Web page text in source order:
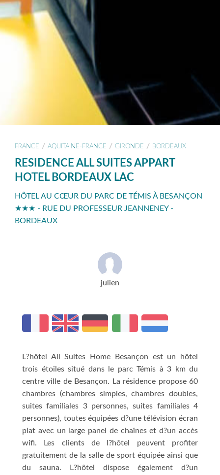
FRANCE / AQUITAINE-FRANCE / GIRONDE / BORDEAUX
RESIDENCE ALL SUITES APPART
HOTEL BORDEAUX LAC
HÔTEL AU CŒUR DU PARC DE TÉMIS À BESANÇON
★★★ - RUE DU PROFESSEUR JEANNENEY -
BORDEAUX
julien
L?hôtel All Suites Home Besançon est un hôtel
trois étoiles situé dans le parc Témis à 3 km du
centre ville de Besançon. La résidence propose 60
chambres (chambres simples, chambres doubles,
suites familiales 3 personnes, suites familiales 4
personnes), toutes équipées d?une télévision écran
plat avec un large panel de chaînes et d?un accès
wifi. Les clients de l?hôtel peuvent profiter
gratuitement de la salle de sport équipée ainsi que
du sauna. L?hôtel dispose également d?un